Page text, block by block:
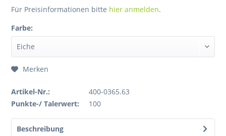
Für Preisinformationen bitte hier anmelden.
Farbe:
Merken
Artikel-Nr.:
400-0365.63
Punkte-/ Talerwert:
100
Beschreibung